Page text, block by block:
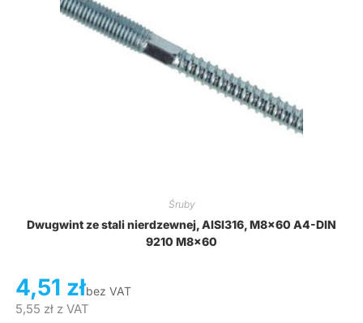
Śruby
Dwugwint ze stali nierdzewnej, AISI316, M8x60 A4-DIN
9210 M8x60
4,51 złbez VAT
5,55 złz VAT